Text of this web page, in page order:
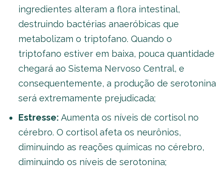
ingredientes alteram a flora intestinal,
destruindo bactérias anaeróbicas que
metabolizam o triptofano. Quando o
triptofano estiver em baixa, pouca quantidade
chegará ao Sistema Nervoso Central, e
consequentemente, a produção de serotonina
será extremamente prejudicada;
Estresse: Aumenta os níveis de cortisol no
cérebro. O cortisol afeta os neurônios,
diminuindo as reações químicas no cérebro,
diminuindo os níveis de serotonina;